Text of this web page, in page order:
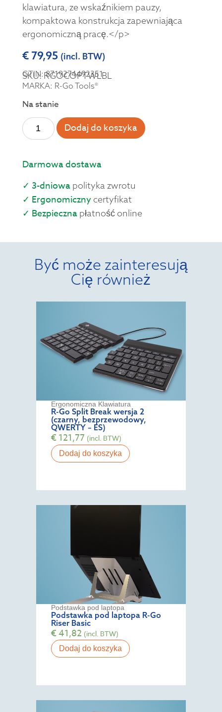
klawiatura, ze wskaźnikiem pauzy,
kompaktowa konstrukcja zapewniająca
ergonomiczną pracę.</p>
€79,95 (incl. BTW)
SKU: RGOCOPTWLBL
GTIN: 8719274492351
MARKA: R-Go Tools®
Na stanie
Dodaj do koszyka
Darmowa dostawa
✓ 3-dniowapolityka zwrotu
✓ Ergonomicznycertyfikat
✓ Bezpiecznapłatność online
Być może zainteresują
Cię również
Ergonomiczna Klawiatura
R-Go Split Break wersja 2
(czarny, bezprzewodowy,
QWERTY – ES)
€121,77 (incl. BTW)
Dodaj do koszyka
Podstawka pod laptopa
Podstawka pod laptopa R-Go
Riser Basic
€41,82 (incl. BTW)
Dodaj do koszyka